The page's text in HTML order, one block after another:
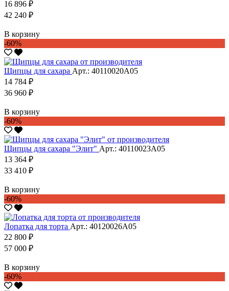
16 896 ₽
42 240 ₽
В корзину
-60%
Щипцы для сахара Арт.: 40110020А05
14 784 ₽
36 960 ₽
В корзину
-60%
Щипцы для сахара "Элит" Арт.: 40110023А05
13 364 ₽
33 410 ₽
В корзину
-60%
Лопатка для торта Арт.: 40120026А05
22 800 ₽
57 000 ₽
В корзину
-60%